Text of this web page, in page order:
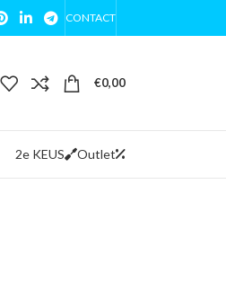
CONTACT
€0,00
2e KEUS Outlet